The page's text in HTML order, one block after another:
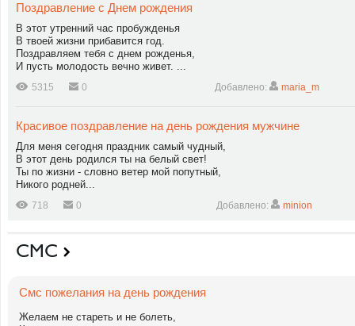
Поздравление с Днем рождения
В этот утренний час пробужденья
В твоей жизни прибавится год.
Поздравляем тебя с днем рожденья,
И пусть молодость вечно живет. ...
5315 0 Добавлено: maria_m
Красивое поздравление на день рождения мужчине
Для меня сегодня праздник самый чудный,
В этот день родился ты на белый свет!
Ты по жизни - словно ветер мой попутный,
Никого родней...
718 0 Добавлено: minion
СМС
Смс пожелания на день рождения
Желаем не стареть и не болеть,